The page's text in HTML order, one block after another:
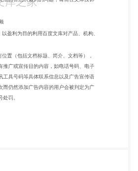
文字广告。 2.图片、水印广告：
为目的，以图片、 水印的形式
3.联系方式广告：文档的目的是
销，诱 引读者与撰文者联系的任
上内容仍无法回答您所遇到的问
中心进行反馈） c) 低质文档 低
杂乱、模糊、可读性低 ，影响阅
1.文档内容不完整、内容重复。